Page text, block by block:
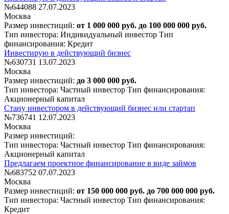
№644088 27.07.2023
Москва
Размер инвестиций: от 1 000 000 руб. до 100 000 000 руб.
Тип инвестора: Индивидуальный инвестор Тип
финансирования: Кредит
Инвестирую в действующий бизнес
№630731 13.07.2023
Москва
Размер инвестиций: до 3 000 000 руб.
Тип инвестора: Частный инвестор Тип финансирования:
Акционерный капитал
Стану инвестором в действующий бизнес или стартап
№736741 12.07.2023
Москва
Размер инвестиций:
Тип инвестора: Частный инвестор Тип финансирования:
Акционерный капитал
Предлагаем проектное финансирование в виде займов
№683752 07.07.2023
Москва
Размер инвестиций: от 150 000 000 руб. до 700 000 000 руб.
Тип инвестора: Частный инвестор Тип финансирования:
Кредит